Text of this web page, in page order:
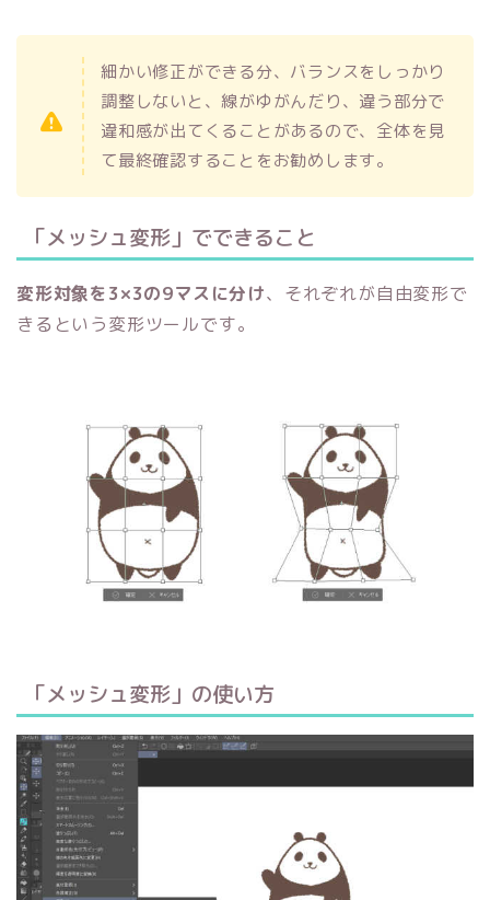
細かい修正ができる分、バランスをしっかり
調整しないと、線がゆがんだり、違う部分で
違和感が出てくることがあるので、全体を見
て最終確認することをお勧めします。
「メッシュ変形」でできること
変形対象を3×3の9マスに分け、それぞれが自由変形で
きるという変形ツールです。
「メッシュ変形」の使い方